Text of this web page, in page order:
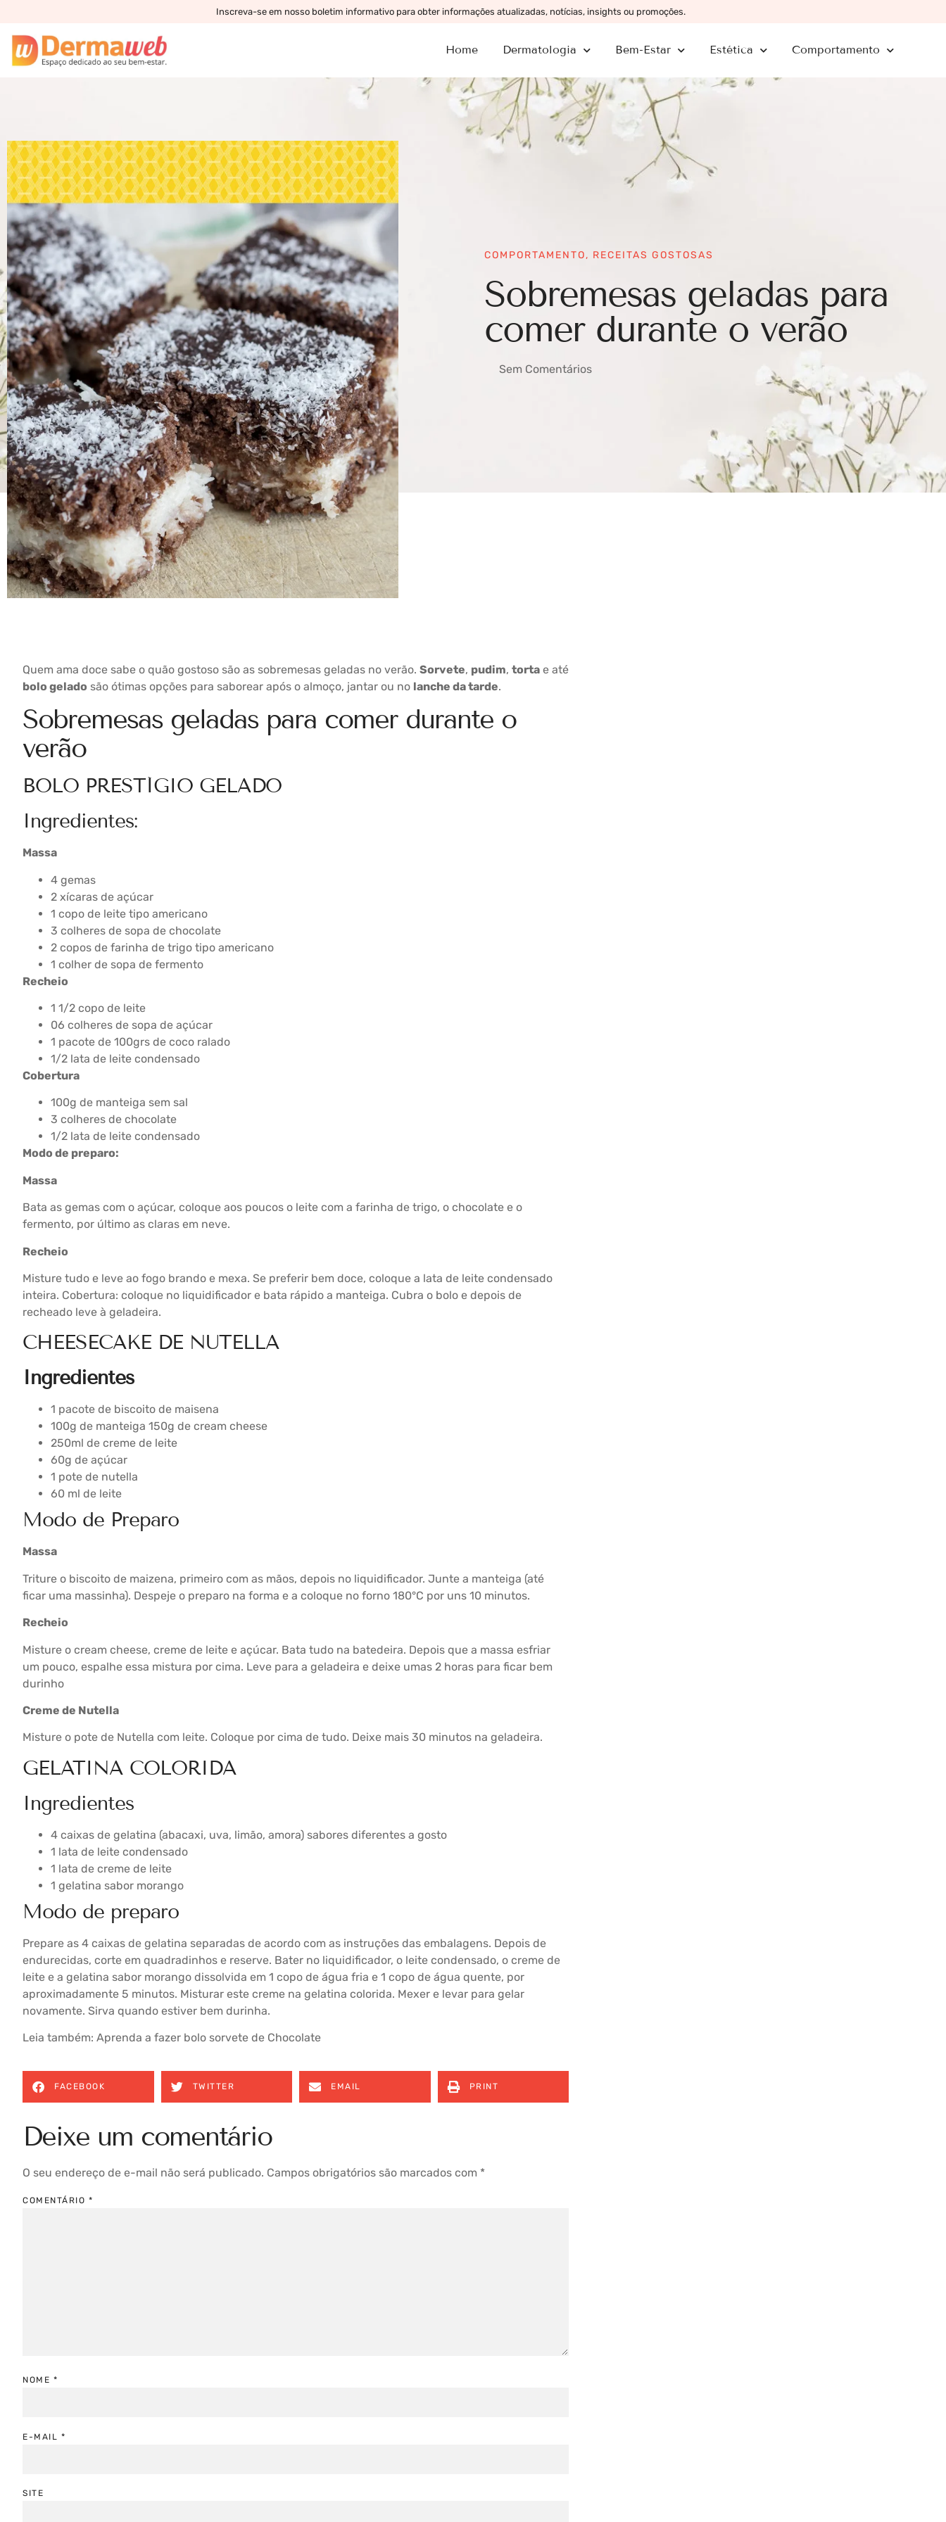
Inscreva-se em nosso boletim informativo para obter informações atualizadas, notícias, insights ou promoções.
Home Dermatologia Bem-Estar Estética Comportamento
COMPORTAMENTO, RECEITAS GOSTOSAS
Sobremesas geladas para
comer durante o verão
Sem Comentários
Quem ama doce sabe o quão gostoso são as sobremesas geladas no verão. Sorvete, pudim, torta e até
bolo gelado são ótimas opções para saborear após o almoço, jantar ou no lanche da tarde.
Sobremesas geladas para comer durante o
verão
BOLO PRESTÍGIO GELADO
Ingredientes:
Massa
4 gemas
2 xícaras de açúcar
1 copo de leite tipo americano
3 colheres de sopa de chocolate
2 copos de farinha de trigo tipo americano
1 colher de sopa de fermento
Recheio
1 1/2 copo de leite
06 colheres de sopa de açúcar
1 pacote de 100grs de coco ralado
1/2 lata de leite condensado
Cobertura
100g de manteiga sem sal
3 colheres de chocolate
1/2 lata de leite condensado
Modo de preparo:
Massa
Bata as gemas com o açúcar, coloque aos poucos o leite com a farinha de trigo, o chocolate e o
fermento, por último as claras em neve.
Recheio
Misture tudo e leve ao fogo brando e mexa. Se preferir bem doce, coloque a lata de leite condensado
inteira. Cobertura: coloque no liquidificador e bata rápido a manteiga. Cubra o bolo e depois de
recheado leve à geladeira.
CHEESECAKE DE NUTELLA
Ingredientes
1 pacote de biscoito de maisena
100g de manteiga 150g de cream cheese
250ml de creme de leite
60g de açúcar
1 pote de nutella
60 ml de leite
Modo de Preparo
Massa
Triture o biscoito de maizena, primeiro com as mãos, depois no liquidificador. Junte a manteiga (até
ficar uma massinha). Despeje o preparo na forma e a coloque no forno 180°C por uns 10 minutos.
Recheio
Misture o cream cheese, creme de leite e açúcar. Bata tudo na batedeira. Depois que a massa esfriar
um pouco, espalhe essa mistura por cima. Leve para a geladeira e deixe umas 2 horas para ficar bem
durinho
Creme de Nutella
Misture o pote de Nutella com leite. Coloque por cima de tudo. Deixe mais 30 minutos na geladeira.
GELATINA COLORIDA
Ingredientes
4 caixas de gelatina (abacaxi, uva, limão, amora) sabores diferentes a gosto
1 lata de leite condensado
1 lata de creme de leite
1 gelatina sabor morango
Modo de preparo
Prepare as 4 caixas de gelatina separadas de acordo com as instruções das embalagens. Depois de
endurecidas, corte em quadradinhos e reserve. Bater no liquidificador, o leite condensado, o creme de
leite e a gelatina sabor morango dissolvida em 1 copo de água fria e 1 copo de água quente, por
aproximadamente 5 minutos. Misturar este creme na gelatina colorida. Mexer e levar para gelar
novamente. Sirva quando estiver bem durinha.
Leia também: Aprenda a fazer bolo sorvete de Chocolate
FACEBOOK TWITTER EMAIL PRINT
Deixe um comentário
O seu endereço de e-mail não será publicado. Campos obrigatórios são marcados com *
COMENTÁRIO *
NOME *
E-MAIL *
SITE